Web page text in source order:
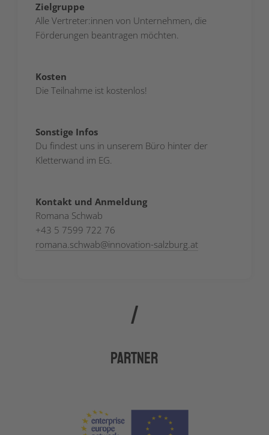
Zielgruppe
Alle Vertreter:innen von Unternehmen, die
Förderungen beantragen möchten.
Kosten
Die Teilnahme ist kostenlos!
Sonstige Infos
Du findest uns in unserem Büro hinter der
Kletterwand im EG.
Kontakt und Anmeldung
Romana Schwab
+43 5 7599 722 76
romana.schwab@innovation-salzburg.at
Partner